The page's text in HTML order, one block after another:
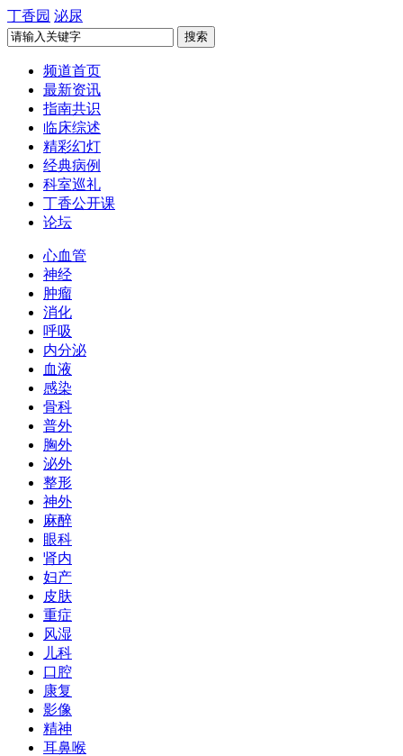
丁香园 泌尿
频道首页
最新资讯
指南共识
临床综述
精彩幻灯
经典病例
科室巡礼
丁香公开课
论坛
心血管
神经
肿瘤
消化
呼吸
内分泌
血液
感染
骨科
普外
胸外
泌外
整形
神外
麻醉
眼科
肾内
妇产
皮肤
重症
风湿
儿科
口腔
康复
影像
精神
耳鼻喉